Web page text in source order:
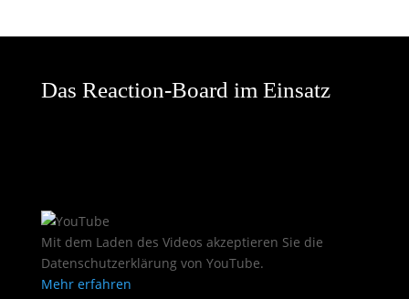
Das Reaction-Board im Einsatz
Mit dem Laden des Videos akzeptieren Sie die
Datenschutzerklärung von YouTube.
Mehr erfahren